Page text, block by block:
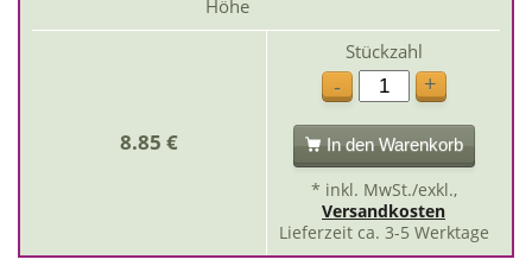
Höhe
8.85 €
Stückzahl
-
+
In den Warenkorb
* inkl. MwSt./exkl.,
Versandkosten
Lieferzeit ca. 3-5 Werktage